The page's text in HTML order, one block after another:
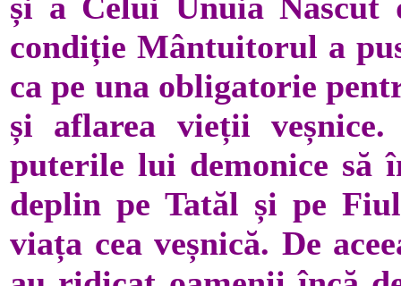
condiție Mântuitorul a
ca pe una obligatorie
și aflarea vieții
puterile lui demonice să
deplin pe Tatăl și pe
viața cea veșnică. De